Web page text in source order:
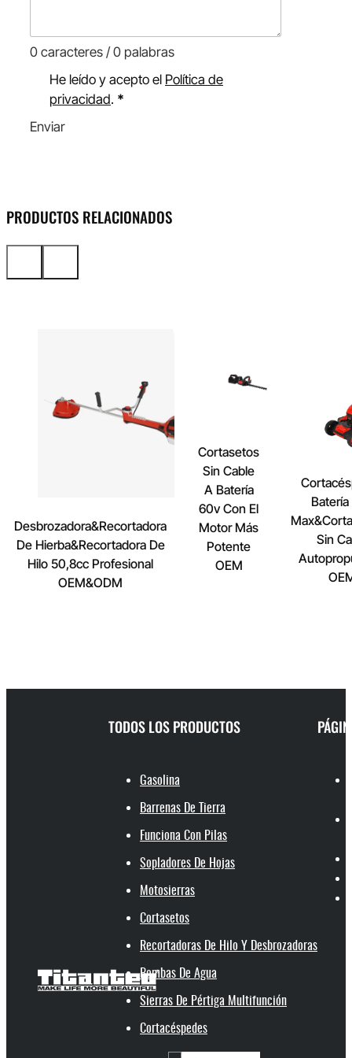
0 caracteres / 0 palabras
He leído y acepto el Política de
privacidad. *
Enviar
PRODUCTOS RELACIONADOS
Desbrozadora&Recortadora
De Hierba&Recortadora De
Hilo 50,8cc Profesional
OEM&ODM
Cortasetos
Sin Cable
A Batería
60v Con El
Motor Más
Potente
OEM
Sin
TODOS LOS PRODUCTOS
Gasolina
Barrenas De Tierra
Funciona Con Pilas
Sopladores De Hojas
Motosierras
Cortasetos
Recortadoras De Hilo Y Desbrozadoras
Bombas De Agua
Sierras De Pértiga Multifunción
Cortacéspedes